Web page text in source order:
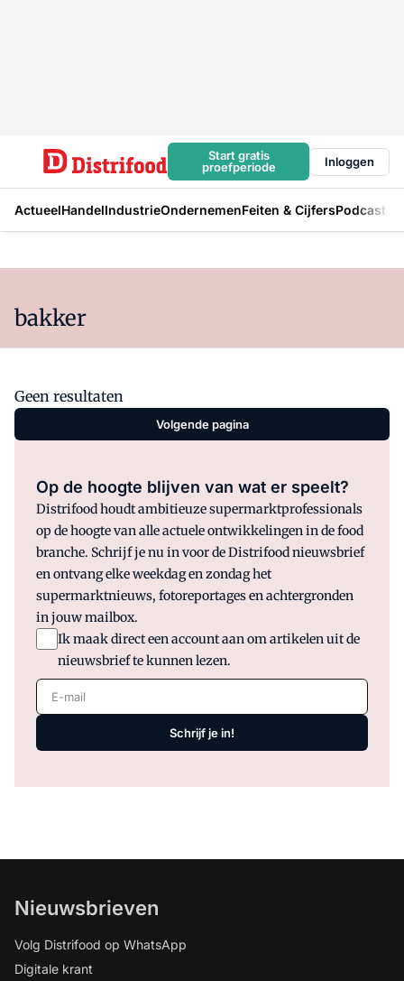
Start gratis
proefperiode
Inloggen
ActueelHandelIndustrieOndernemenFeiten & CijfersPodcast
bakker
Geen resultaten
Volgende pagina
Op de hoogte blijven van wat er speelt?
Distrifood houdt ambitieuze supermarktprofessionals
op de hoogte van alle actuele ontwikkelingen in de food
branche. Schrijf je nu in voor de Distrifood nieuwsbrief
en ontvang elke weekdag en zondag het
supermarktnieuws, fotoreportages en achtergronden
in jouw mailbox.
Ik maak direct een account aan om artikelen uit de
nieuwsbrief te kunnen lezen.
E-mail
Schrijf je in!
Nieuwsbrieven
Volg Distrifood op WhatsApp
Digitale krant